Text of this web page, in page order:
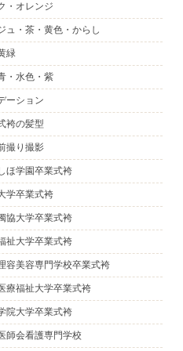
・オレンジ
ュ・茶・黄色・からし
緑
・水色・紫
ーション
袴の髪型
撮り撮影
ほ学園卒業式袴
学卒業式袴
協大学卒業式袴
祉大学卒業式袴
容美容専門学校卒業式袴
療福祉大学卒業式袴
院大学卒業式袴
師会看護専門学校